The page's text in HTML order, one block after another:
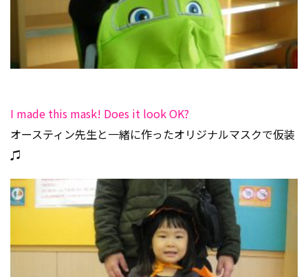
I made this mask! Does it look OK?
オースティン先生と一緒に作ったオリジナルマスクで仮装
♫